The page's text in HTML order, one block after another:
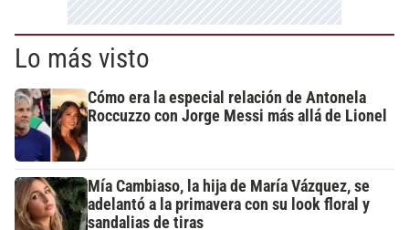
Lo más visto
Cómo era la especial relación de Antonela
Roccuzzo con Jorge Messi más allá de Lionel
Mía Cambiaso, la hija de María Vázquez, se
adelantó a la primavera con su look floral y
sandalias de tiras